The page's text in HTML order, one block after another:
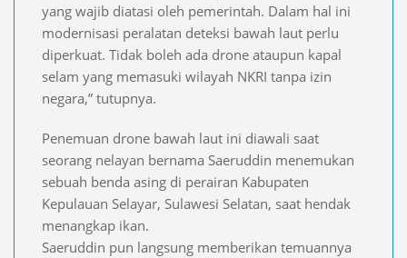
yang wajib diatasi oleh pemerintah. Dalam hal ini
modernisasi peralatan deteksi bawah laut perlu
diperkuat. Tidak boleh ada drone ataupun kapal
selam yang memasuki wilayah NKRI tanpa izin
negara,” tutupnya.
Penemuan drone bawah laut ini diawali saat
seorang nelayan bernama Saeruddin menemukan
sebuah benda asing di perairan Kabupaten
Kepulauan Selayar, Sulawesi Selatan, saat hendak
menangkap ikan.
Saeruddin pun langsung memberikan temuannya